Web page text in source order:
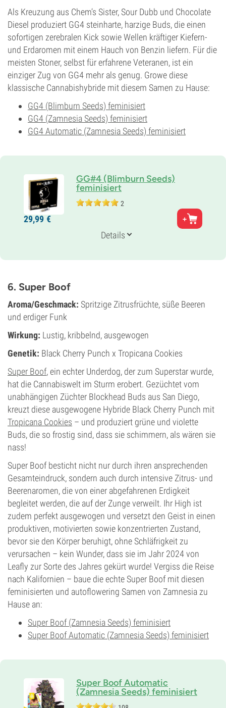
Als Kreuzung aus Chem’s Sister, Sour Dubb und Chocolate
Diesel produziert GG4 steinharte, harzige Buds, die einen
sofortigen zerebralen Kick sowie Wellen kräftiger Kiefern-
und Erdaromen mit einem Hauch von Benzin liefern. Für die
meisten Stoner, selbst für erfahrene Veteranen, ist ein
einziger Zug von GG4 mehr als genug. Growe diese
klassische Cannabishybride mit diesem Samen zu Hause:
GG4 (Blimburn Seeds) feminisiert
GG4 (Zamnesia Seeds) feminisiert
GG4 Automatic (Zamnesia Seeds) feminisiert
GG#4 (Blimburn Seeds)
feminisiert
2
Eltern
Chem Sis x Sour Dubb x Diesel Chocolate
27%
Photoperiodisch
29,99 €
Details
6. Super Boof
Aroma/Geschmack: Spritzige Zitrusfrüchte, süße Beeren
und erdiger Funk
Wirkung: Lustig, kribbelnd, ausgewogen
Genetik: Black Cherry Punch x Tropicana Cookies
Super Boof, ein echter Underdog, der zum Superstar wurde,
hat die Cannabiswelt im Sturm erobert. Gezüchtet vom
unabhängigen Züchter Blockhead Buds aus San Diego,
kreuzt diese ausgewogene Hybride Black Cherry Punch mit
Tropicana Cookies – und produziert grüne und violette
Buds, die so frostig sind, dass sie schimmern, als wären sie
nass!
Super Boof besticht nicht nur durch ihren ansprechenden
Gesamteindruck, sondern auch durch intensive Zitrus- und
Beerenaromen, die von einer abgefahrenen Erdigkeit
begleitet werden, die auf der Zunge verweilt. Ihr High ist
zudem perfekt ausgewogen und versetzt den Geist in einen
produktiven, motivierten sowie konzentrierten Zustand,
bevor sie den Körper beruhigt, ohne Schläfrigkeit zu
verursachen – kein Wunder, dass sie im Jahr 2024 von
Leafly zur Sorte des Jahres gekürt wurde! Vergiss die Reise
nach Kalifornien – baue die echte Super Boof mit diesen
feminisierten und autoflowering Samen von Zamnesia zu
Hause an:
Super Boof (Zamnesia Seeds) feminisiert
Super Boof Automatic (Zamnesia Seeds) feminisiert
Super Boof Automatic
(Zamnesia Seeds) feminisiert